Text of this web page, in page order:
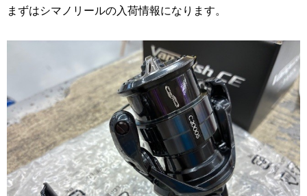
まずはシマノリールの入荷情報になります。